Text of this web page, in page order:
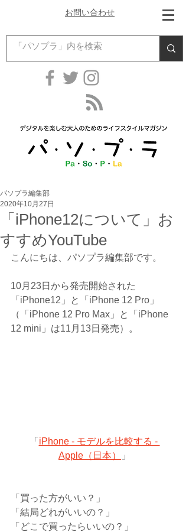
お問い合わせ
「iPhone12について」お
すすめYouTube
パソプラ編集部
2020年10月27日
こんにちは、パソプラ編集部です。
10月23日から発売開始された
「iPhone12」と「iPhone 12 Pro」
（「iPhone 12 Pro Max」と「iPhone
12 mini」は11月13日発売）。
「 iPhone - モデルを比較する -
Apple（日本）
」
「買った方がいい？」
「結局どれがいいの？」
「どこで買ったらいいの？」